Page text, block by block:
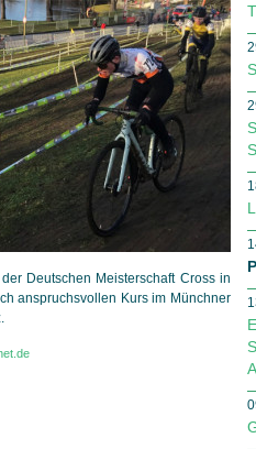
Deutschen Meisterschaft Cross in
anspruchsvollen Kurs im Münchner